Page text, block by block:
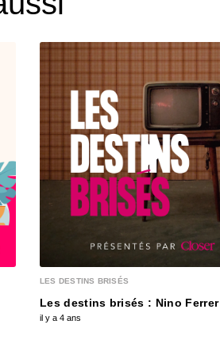
LES DESTINS BRISÉS
Les destins brisés : Nino Ferrer
il y a 4 ans